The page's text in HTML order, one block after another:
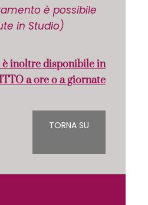
è possibile
in Studio)
inoltre disponibile in
a ore o a giornate
TORNA SU